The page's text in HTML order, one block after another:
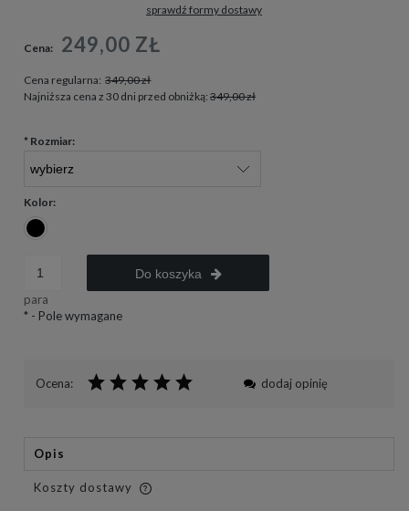
Cena nie zawiera ewentualnych kosztów płatności
sprawdź formy dostawy
Cena: 249,00 ZŁ
Cena regularna: 349,00 zł
Najniższa cena z 30 dni przed obniżką: 349,00 zł
* Rozmiar:
Kolor:
para
Do koszyka
* - Pole wymagane
Ocena: dodaj opinię
Opis
Koszty dostawy
Cena nie zawiera ewentualnych kosztów płatności